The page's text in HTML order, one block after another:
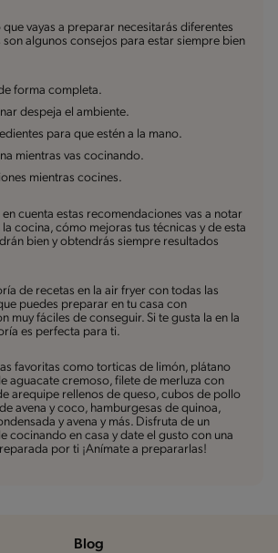
vayas a preparar necesitarás diferentes
son algunos consejos para estar siempre bien
forma completa.
despeja el ambiente.
para que estén a la mano.
mientras vas cocinando.
mientras cocines.
en cuenta estas recomendaciones vas a notar
la cocina, cómo mejoras tus técnicas y de esta
bien y obtendrás siempre resultados
de recetas en la air fryer con todas las
puedes preparar en tu casa con
muy fáciles de conseguir. Si te gusta la en la
es perfecta para ti.
favoritas como torticas de limón, plátano
aguacate cremoso, filete de merluza con
arequipe rellenos de queso, cubos de pollo
avena y coco, hamburgesas de quinoa,
y avena y más. Disfruta de un
cocinando en casa y date el gusto con una
por ti ¡Anímate a prepararlas!
Blog